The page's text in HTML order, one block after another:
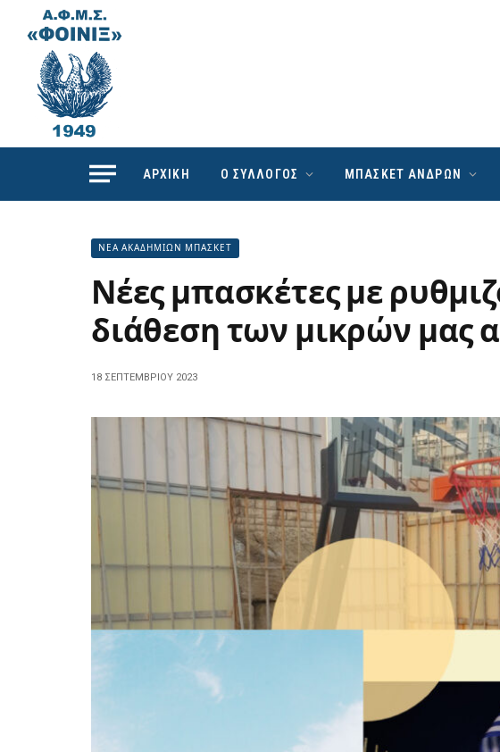
ΑΡΧΙΚΗ Ο ΣΥΛΛΟΓΟΣ ΜΠΑΣΚΕΤ ΑΝΔΡΩΝ
ΝΕΑ ΑΚΑΔΗΜΙΩΝ ΜΠΑΣΚΕΤ
Νέες μπασκέτες με
διάθεση των μικρών μας
18 ΣΕΠΤΕΜΒΡΊΟΥ 2023